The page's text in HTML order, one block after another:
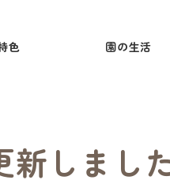
色 園の生活
しました